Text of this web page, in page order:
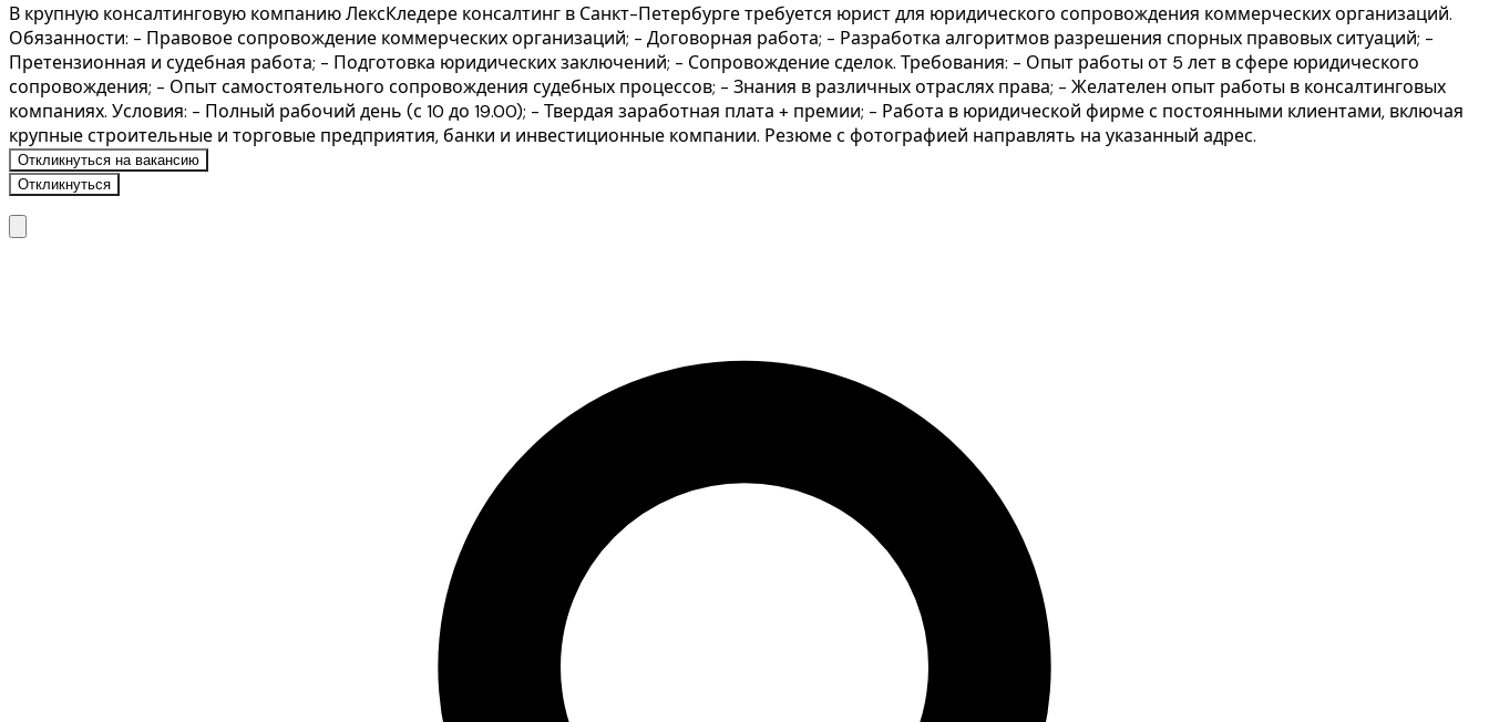
В крупную консалтинговую компанию ЛексКледере консалтинг в Санкт-Петербурге требуется юрист для юридического сопровождения коммерческих организаций.
Обязанности: - Правовое сопровождение коммерческих организаций; - Договорная работа; - Разработка алгоритмов разрешения спорных правовых ситуаций; -
Претензионная и судебная работа; - Подготовка юридических заключений; - Сопровождение сделок. Требования: - Опыт работы от 5 лет в сфере юридического
сопровождения; - Опыт самостоятельного сопровождения судебных процессов; - Знания в различных отраслях права; - Желателен опыт работы в консалтинговых
компаниях. Условия: - Полный рабочий день (с 10 до 19.00); - Твердая заработная плата + премии; - Работа в юридической фирме с постоянными клиентами, включая
крупные строительные и торговые предприятия, банки и инвестиционные компании. Резюме с фотографией направлять на указанный адрес.
Откликнуться на вакансию
Откликнуться